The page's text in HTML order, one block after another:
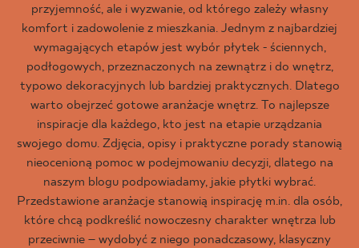
przyjemność, ale i wyzwanie, od którego zależy własny
komfort i zadowolenie z mieszkania. Jednym z najbardziej
wymagających etapów jest wybór płytek - ściennych,
podłogowych, przeznaczonych na zewnątrz i do wnętrz,
typowo dekoracyjnych lub bardziej praktycznych. Dlatego
warto obejrzeć gotowe aranżacje wnętrz. To najlepsze
inspiracje dla każdego, kto jest na etapie urządzania
swojego domu. Zdjęcia, opisy i praktyczne porady stanowią
nieocenioną pomoc w podejmowaniu decyzji, dlatego na
naszym blogu podpowiadamy, jakie płytki wybrać.
Przedstawione aranżacje stanowią inspirację m.in. dla osób,
które chcą podkreślić nowoczesny charakter wnętrza lub
przeciwnie – wydobyć z niego ponadczasowy, klasyczny